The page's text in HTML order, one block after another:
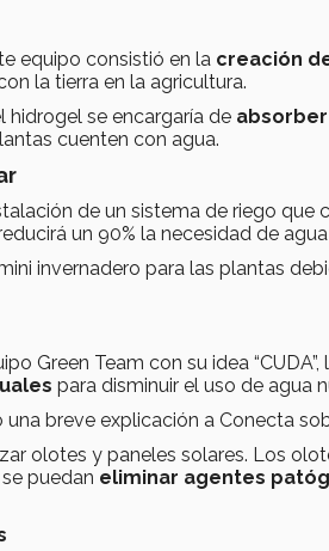
equipo consistió en la creación
la tierra en la agricultura.
hidrogel se encargaría de
cuenten con agua.
de un sistema de riego que
un 90% la necesidad de
invernadero para las plantas
Green Team con su idea
para disminuir el uso de agua
una breve explicación a Conecta
olotes y paneles solares. Los
puedan eliminar agentes